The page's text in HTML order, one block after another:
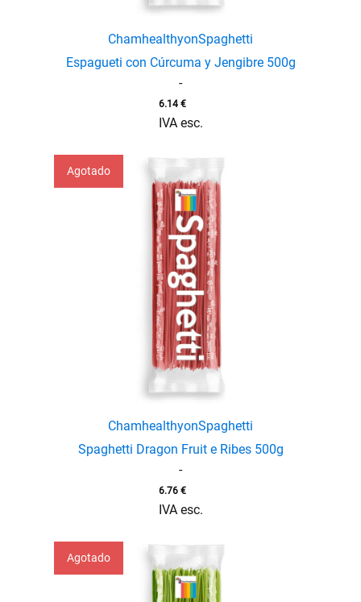
ChamhealthyonSpaghetti
Espagueti con Cúrcuma y Jengibre 500g
-
6.14 €
IVA esc.
Agotado
ChamhealthyonSpaghetti
Spaghetti Dragon Fruit e Ribes 500g
-
6.76 €
IVA esc.
Agotado